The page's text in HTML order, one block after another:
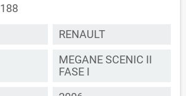
RENAULT
MEGANE SCENIC II
FASE I